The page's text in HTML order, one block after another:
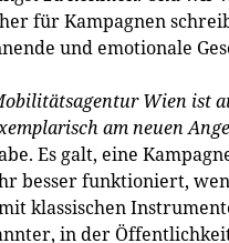
für Kampagnen
und emotionale
Wien ist
am neuen
Es galt, eine
besser funktioniert,
klassischen
in der